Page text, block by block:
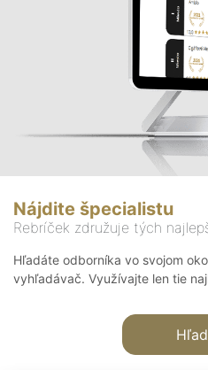
Nájdite špecialistu
Rebríček združuje tých
Hľadáte odborníka vo svojom
vyhľadávač. Využívajte len tie